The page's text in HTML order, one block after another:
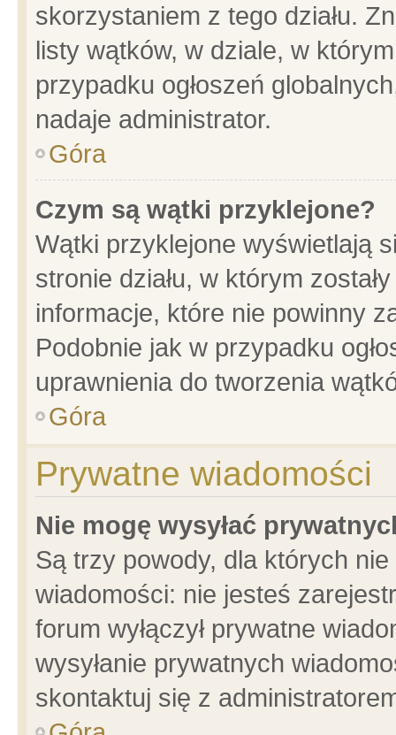
skorzystaniem z tego działu.
listy wątków, w dziale, w
przypadku ogłoszeń
nadaje administrator.
Góra
Czym są wątki przyklejone?
Wątki przyklejone wyświetlają
stronie działu, w którym
informacje, które nie powinny
Podobnie jak w przypadku
uprawnienia do tworzenia
Góra
Prywatne wiadomości
Nie mogę wysyłać
Są trzy powody, dla których
wiadomości: nie jesteś
forum wyłączył prywatne
wysyłanie prywatnych
skontaktuj się z